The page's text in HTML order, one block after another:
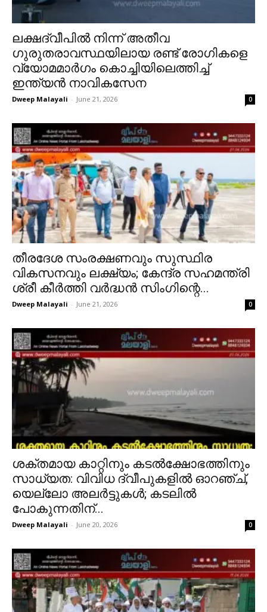
ലക്ഷദ്വീപിൽ നിന്ന് അതീവ
ഗുരുതരാവസ്ഥയിലായ രണ്ട് രോഗികളെ
വ്യോമമാർഗം കൊച്ചിയിലെത്തിച്ച്
ഇന്ത്യൻ നാവികസേന
Dweep Malayali - June 21, 2026 0
തീരദേശ സംരക്ഷണവും സുസ്ഥിര
വികസനവും ലക്ഷ്യം; കേന്ദ്ര സഹമന്ത്രി
ശ്രീ കീർത്തി വർദ്ധൻ സിംഗിന്റെ...
Dweep Malayali - June 21, 2026 0
ശക്തമായ കാറ്റിനും കടൽക്ഷോഭത്തിനും
സാധ്യത: വിവിധ ദ്വീപുകളിൽ ഓറഞ്ച്,
യെല്ലോ അലർട്ടുകൾ; കടലിൽ
പോകുന്നതിന്...
Dweep Malayali - June 20, 2026 0